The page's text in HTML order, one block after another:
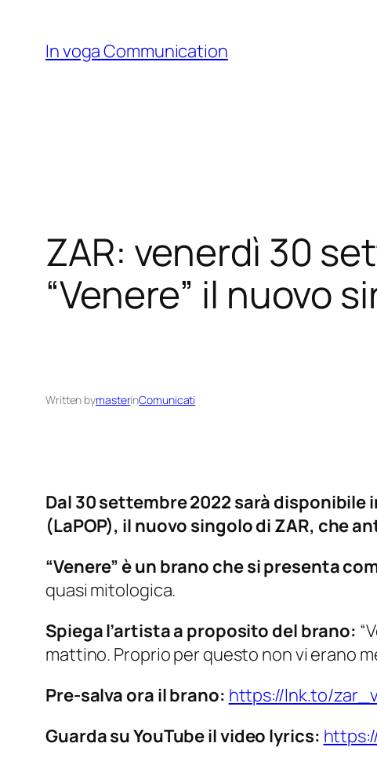
content
In voga Communication
ZAR: venerdì 30
“Venere” il nuovo
Written bymasterinComunicati
Dal 30 settembre 2022 sarà
(LaPOP), il nuovo singolo di ZAR, che
“Venere” è un brano che si presenta
quasi mitologica.
Spiega l’artista a proposito del brano:
mattino. Proprio per questo non vi erano
Pre-salva ora il brano: https://lnk.to/
Guarda su YouTube il video lyrics: